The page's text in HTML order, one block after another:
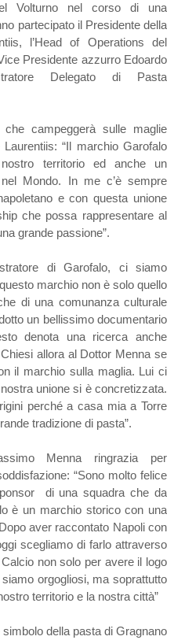
Volturno nel corso di una
partecipato il Presidente della
, l’Head of Operations del
Presidente azzurro Edoardo
Delegato di Pasta
campeggerà sulle maglie
“Il marchio Garofalo
nostro territorio ed anche un
Mondo. In me c’è sempre
e con questa unione
che possa rappresentare al
grande passione”.
di Garofalo, ci siamo
marchio non è solo quello
di una comunanza culturale
un bellissimo documentario
denota una ricerca anche
allora al Dottor Menna se
il marchio sulla maglia. Lui ci
unione si è concretizzata.
perché a casa mia a Torre
tradizione di pasta”.
Menna ringrazia per
“Sono molto felice
di una squadra che da
è un marchio storico con una
aver raccontato Napoli con
scegliamo di farlo attraverso
non solo per avere il logo
orgogliosi, ma soprattutto
territorio e la nostra città”
della pasta di Gragnano